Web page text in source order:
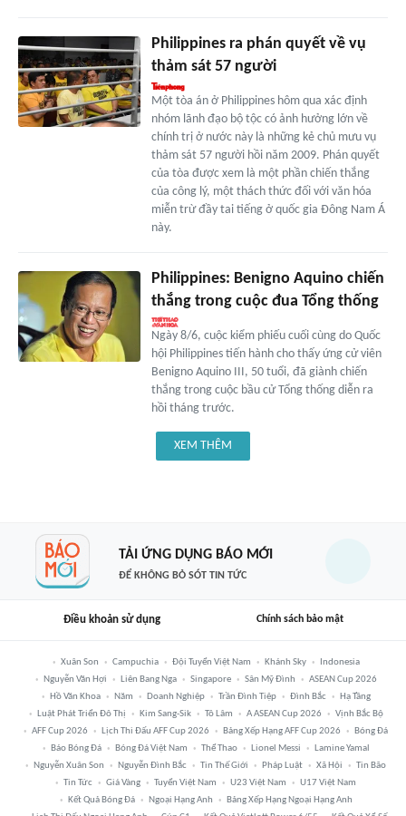
Philippines ra phán quyết về vụ
thảm sát 57 người
Một tòa án ở Philippines hôm qua xác định
nhóm lãnh đạo bộ tộc có ảnh hưởng lớn về
chính trị ở nước này là những kẻ chủ mưu vụ
thảm sát 57 người hồi năm 2009. Phán quyết
của tòa được xem là một phần chiến thắng
của công lý, một thách thức đối với văn hóa
miễn trừ đầy tai tiếng ở quốc gia Đông Nam Á
này.
Philippines: Benigno Aquino chiến
thắng trong cuộc đua Tổng thống
Ngày 8/6, cuộc kiểm phiếu cuối cùng do Quốc
hội Philippines tiến hành cho thấy ứng cử viên
Benigno Aquino III, 50 tuổi, đã giành chiến
thắng trong cuộc bầu cử Tổng thống diễn ra
hồi tháng trước.
XEM THÊM
TẢI ỨNG DỤNG BÁO MỚI
ĐỂ KHÔNG BỎ SÓT TIN TỨC
Điều khoản sử dụng Chính sách bảo mật
Xuân Son Campuchia Đội Tuyển Việt Nam Khánh Sky
Indonesia
Nguyễn Văn Hợi
Liên Bang Nga Singapore Sân Mỹ Đình
ASEAN Cup 2026
Hồ Văn Khoa
Năm Doanh Nghiệp Trần Đình Tiệp Đình Bắc
Hạ Tầng
Luật Phát Triển Đô Thị
Kim Sang-Sik Tô Lâm A ASEAN Cup 2026
Vịnh Bắc Bộ
AFF Cup 2026
Lịch Thi Đấu AFF Cup 2026 Bảng Xếp Hạng AFF Cup 2026
Bóng Đá
Báo Bóng Đá
Bóng Đá Việt Nam Thể Thao Lionel Messi
Lamine Yamal
Nguyễn Xuân Son
Nguyễn Đình Bắc Tin Thế Giới Pháp Luật Xã Hội
Tin Bão
Tin Tức
Giá Vàng Tuyển Việt Nam U23 Việt Nam
U17 Việt Nam
Kết Quả Bóng Đá
Ngoại Hạng Anh
Bảng Xếp Hạng Ngoại Hạng Anh